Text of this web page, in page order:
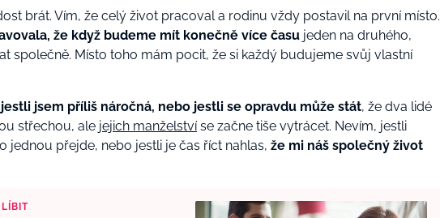
brát. Vím, že celý život pracoval a rodinu vždy postavil na první místo.
že když budeme mít konečně více času jeden na druhého,
společně. Místo toho mám pocit, že si každý budujeme svůj vlastní
jsem příliš náročná, nebo jestli se opravdu může stát, že dva lidé
střechou, ale jejich manželstvíse začne tiše vytrácet. Nevím, jestli
jednou přejde, nebo jestli je čas říct nahlas, že mi náš společný život
LÍBIT